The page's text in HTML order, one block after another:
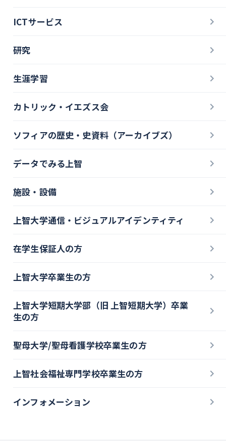
ICTサービス
研究
生涯学習
カトリック・イエズス会
ソフィアの歴史・史資料（アーカイブズ）
データでみる上智
施設・設備
上智大学通信・ビジュアルアイデンティティ
在学生保証人の方
上智大学卒業生の方
上智大学短期大学部（旧 上智短期大学）卒業
生の方
聖母大学/聖母看護学校卒業生の方
上智社会福祉専門学校卒業生の方
インフォメーション